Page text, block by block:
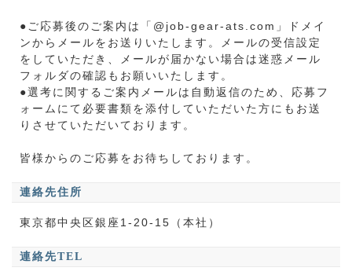
●ご応募後のご案内は「@job-gear-ats.com」ドメイ
ンからメールをお送りいたします。メールの受信設定
をしていただき、メールが届かない場合は迷惑メール
フォルダの確認もお願いいたします。
●選考に関するご案内メールは自動返信のため、応募フ
ォームにて必要書類を添付していただいた方にもお送
りさせていただいております。
皆様からのご応募をお待ちしております。
連絡先住所
東京都中央区銀座1-20-15（本社）
連絡先TEL